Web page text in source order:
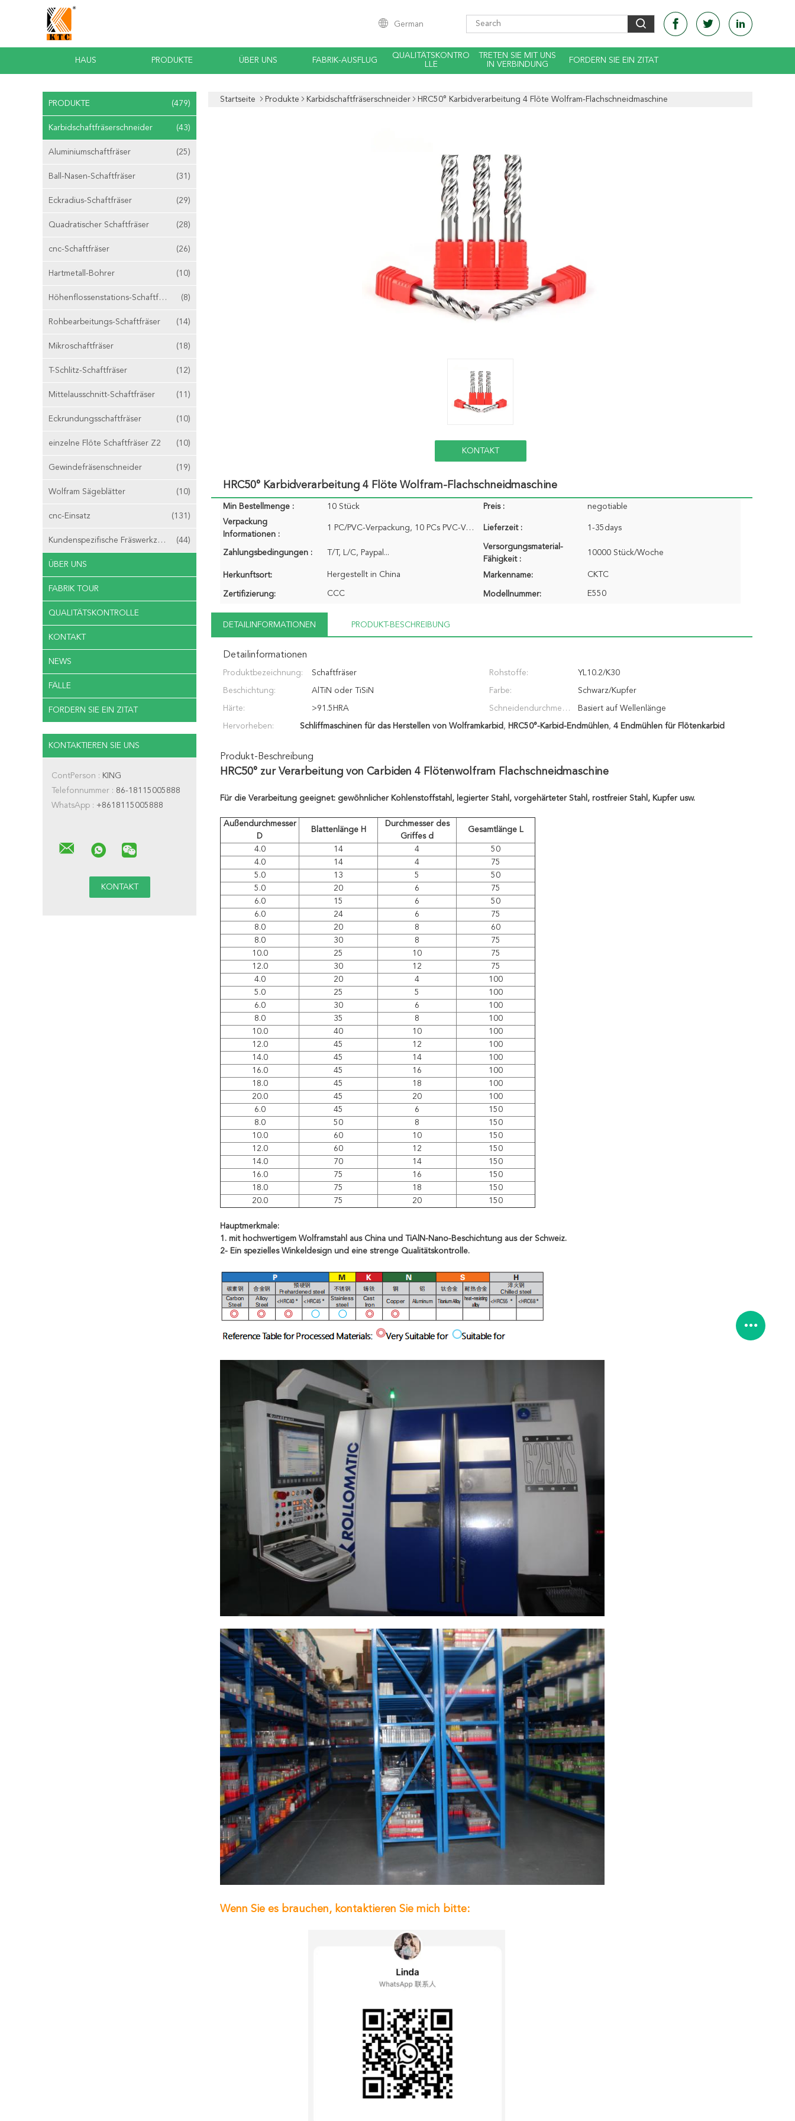
German
HAUS PRODUKTE ÜBER UNS FABRIK-AUSFLUG
QUALITÄTSKONTRO
LLE
TRETEN SIE MIT UNS
IN VERBINDUNG
FORDERN SIE EIN ZITAT
PRODUKTE (479)
Karbidschaftfräserschneider (43)
Aluminiumschaftfräser (25)
Ball-Nasen-Schaftfräser (31)
Eckradius-Schaftfräser (29)
Quadratischer Schaftfräser (28)
cnc-Schaftfräser (26)
Hartmetall-Bohrer (10)
Höhenflossenstations-Schaftfräser (8)
Rohbearbeitungs-Schaftfräser (14)
Mikroschaftfräser (18)
T-Schlitz-Schaftfräser (12)
Mittelausschnitt-Schaftfräser (11)
Eckrundungsschaftfräser (10)
einzelne Flöte Schaftfräser Z2 (10)
Gewindefräsenschneider (19)
Wolfram Sägeblätter (10)
cnc-Einsatz (131)
Kundenspezifische Fräswerkzeuge (44)
ÜBER UNS
FABRIK TOUR
QUALITÄTSKONTROLLE
KONTAKT
NEWS
FÄLLE
FORDERN SIE EIN ZITAT
KONTAKTIEREN SIE UNS
ContPerson : KING
Telefonnummer : 86-18115005888
WhatsApp : +8618115005888
Startseite Produkte Karbidschaftfräserschneider HRC50° Karbidverarbeitung 4 Flöte Wolfram-Flachschneidmaschine
KONTAKT
HRC50° Karbidverarbeitung 4 Flöte Wolfram-Flachschneidmaschine
Min Bestellmenge : 10 Stück Preis :
negotiable
Verpackung
Informationen :
1 PC/PVC-Verpackung, 10 PCs PVC-Verpackung/Verpackung... Lieferzeit : 1-35days
Zahlungsbedingungen : T/T, L/C, Paypal...
Versorgungsmaterial-
Fähigkeit :
10000 Stück/Woche
Herkunftsort: Hergestellt in China Markenname: CKTC
Zertifizierung: CCC Modellnummer: E550
DETAILINFORMATIONEN PRODUKT-BESCHREIBUNG
Detailinformationen
Produktbezeichnung: Schaftfräser Rohstoffe: YL10.2/K30
Beschichtung: AlTiN oder TiSiN Farbe: Schwarz/Kupfer
Härte: >91.5HRA Schneidendurchmess
er:
Basiert auf Wellenlänge
Hervorheben: Schliffmaschinen für das Herstellen von Wolframkarbid , HRC50°-Karbid-Endmühlen, 4 Endmühlen für Flötenkarbid
Produkt-Beschreibung
HRC50° zur Verarbeitung von Carbiden 4 Flötenwolfram Flachschneidmaschine
Für die Verarbeitung geeignet: gewöhnlicher Kohlenstoffstahl, legierter Stahl, vorgehärteter Stahl, rostfreier Stahl, Kupfer usw.
Außendurchmesser
D
Blattenlänge H
Durchmesser des
Griffes d
Gesamtlänge L
4.0 14 4
50
4.0
14 4
75
5.0
13 5
50
5.0
20 6
75
6.0
15 6
50
6.0
24 6
75
8.0
20 8
60
8.0
30 8
75
10.0
25 10
75
12.0
30 12
75
4.0
20 4
100
5.0
25 5
100
6.0
30 6
100
8.0
35 8
100
10.0
40 10
100
12.0
45 12
100
14.0
45 14
100
16.0
45 16
100
18.0
45 18
100
20.0
45 20
100
6.0
45 6
150
8.0
50 8
150
10.0
60 10
150
12.0
60 12
150
14.0
70 14
150
16.0
75 16
150
18.0
75 18
150
20.0
75 20 150
Hauptmerkmale:
1. mit hochwertigem Wolframstahl aus China und TiAlN-Nano-Beschichtung aus der Schweiz.
2- Ein spezielles Winkeldesign und eine strenge Qualitätskontrolle.
Wenn Sie es brauchen, kontaktieren Sie mich bitte: